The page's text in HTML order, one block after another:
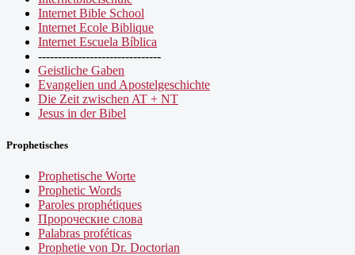
Internet Bible School
Internet Ecole Biblique
Internet Escuela Bíblica
-------------------------------
Geistliche Gaben
Evangelien und Apostelgeschichte
Die Zeit zwischen AT + NT
Jesus in der Bibel
Prophetisches
Prophetische Worte
Prophetic Words
Paroles prophétiques
Пророческие слова
Palabras proféticas
Prophetie von Dr. Doctorian